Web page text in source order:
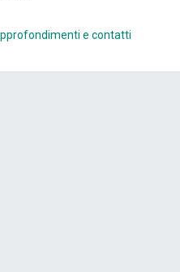
e contatti